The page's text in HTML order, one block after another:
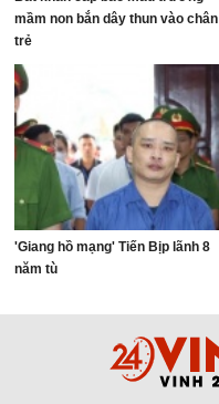
mầm non bắn dây thun vào chân
trẻ
'Giang hồ mạng' Tiến Bịp lãnh 8
năm tù